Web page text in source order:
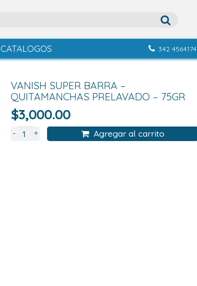
CATALOGOS 342 4564174
VANISH SUPER BARRA –
QUITAMANCHAS PRELAVADO – 75GR
$3,000.00
- + Agregar al carrito